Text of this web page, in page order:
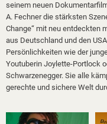
seinem neuen
A. Fechner die stärksten
Change“ mit neu entdeckten
aus Deutschland und den
Persönlichkeiten wie der
Youtuberin Joylette-Portlock
Schwarzenegger. Sie alle
gerechte und sichere Welt